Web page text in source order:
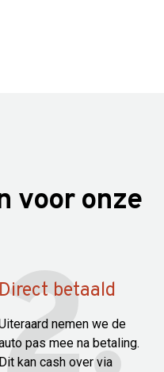
voor onze
Direct betaald
nemen we de
pas mee na betaling.
Dit kan cash over via